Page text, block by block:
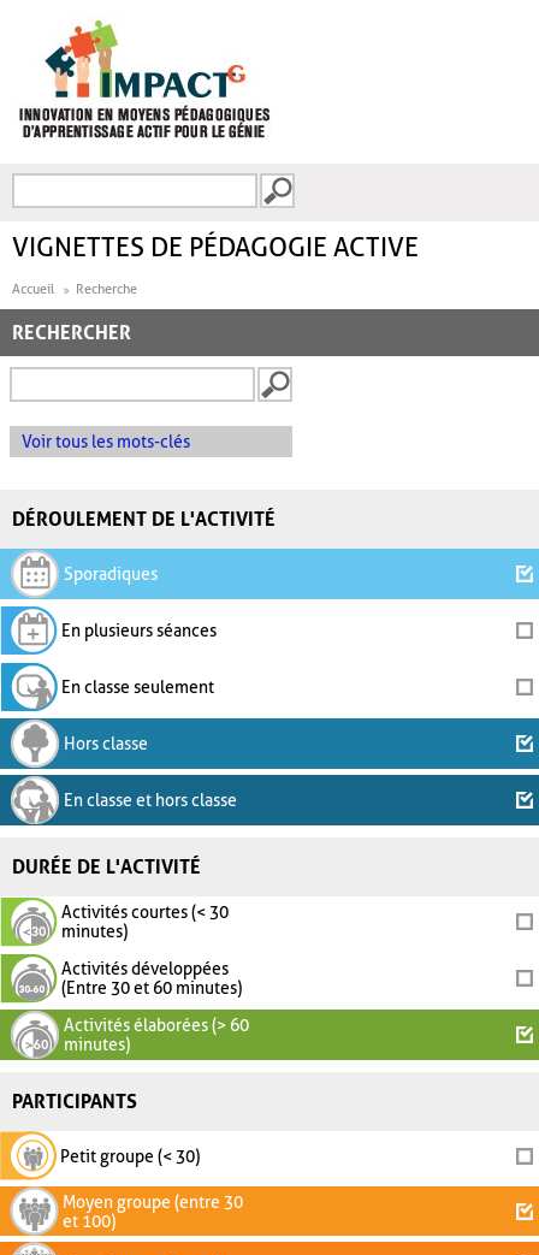
FORMULAIRE DE
VIGNETTES DE PÉDAGOGIE ACTIVE
Accueil Recherche
RECHERCHER
Voir tous les mots-clés
DÉROULEMENT DE L'ACTIVITÉ
Sporadiques
En plusieurs séances
En classe seulement
Hors classe
En classe et hors classe
DURÉE DE L'ACTIVITÉ
Activités courtes (< 30
minutes)
Activités développées
(Entre 30 et 60 minutes)
Activités élaborées (> 60
minutes)
PARTICIPANTS
Petit groupe (< 30)
Moyen groupe (entre 30
et 100)